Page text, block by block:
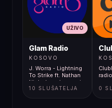
UŽIVO
Glam Radio
KOSOVO
J. Worra - Lightning
To Strike ft. Nathan
Nicholson Insomnia
10 SLUŠATELJA 0